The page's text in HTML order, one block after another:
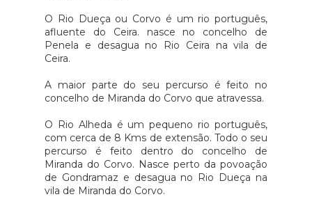
O Rio Dueça ou Corvo é um rio português,
afluente do Ceira. nasce no concelho de
Penela e desagua no Rio Ceira na vila de
Ceira.
A maior parte do seu percurso é feito no
concelho de Miranda do Corvo que atravessa.
O Rio Alheda é um pequeno rio português,
com cerca de 8 Kms de extensão. Todo o seu
percurso é feito dentro do concelho de
Miranda do Corvo. Nasce perto da povoação
de Gondramaz e desagua no Rio Dueça na
vila de Miranda do Corvo.